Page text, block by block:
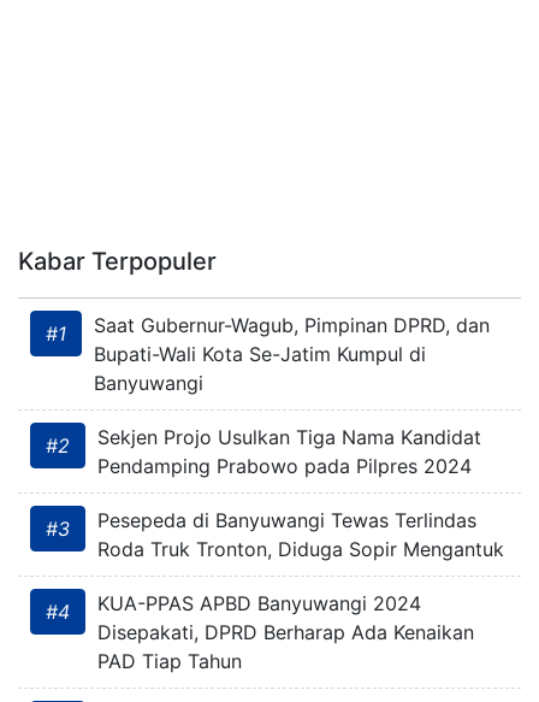
Kabar Terpopuler
#1
Saat Gubernur-Wagub, Pimpinan DPRD, dan
Bupati-Wali Kota Se-Jatim Kumpul di
Banyuwangi
#2
Sekjen Projo Usulkan Tiga Nama Kandidat
Pendamping Prabowo pada Pilpres 2024
#3
Pesepeda di Banyuwangi Tewas Terlindas
Roda Truk Tronton, Diduga Sopir Mengantuk
#4
KUA-PPAS APBD Banyuwangi 2024
Disepakati, DPRD Berharap Ada Kenaikan
PAD Tiap Tahun